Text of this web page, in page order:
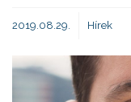
2019.08.29. Hírek